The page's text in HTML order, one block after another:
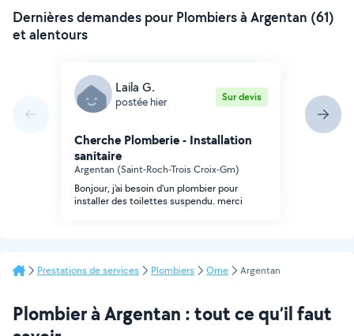
Dernières demandes pour Plombiers à Argentan (61)
et alentours
Laila G.
postée hier Sur devis
Cherche Plomberie - Installation
sanitaire
Argentan (Saint-Roch-Trois Croix-Gm)
Bonjour, j'ai besoin d'un plombier pour
installer des toilettes suspendu. merci
Prestations de services Plombiers Orne Argentan
Plombier à Argentan : tout ce qu’il faut